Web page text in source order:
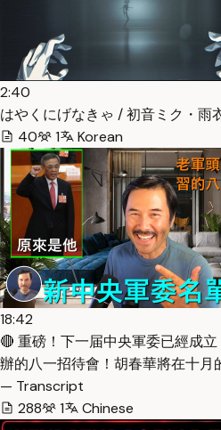
2:40
はやくにげなきゃ / 初音ミク・
40
1 Korean
18:42
🔴 重磅！下一届中央軍委已經成
辦的八一招待會！胡春華將在十月
— Transcript
288
1 Chinese